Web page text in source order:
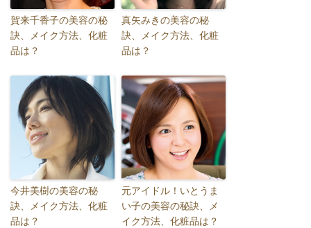
賀来千香子の美容の秘
訣、メイク方法、化粧
品は？
真矢みきの美容の秘
訣、メイク方法、化粧
品は？
今井美樹の美容の秘
訣、メイク方法、化粧
品は？
元アイドル！いとうま
い子の美容の秘訣、メ
イク方法、化粧品は？